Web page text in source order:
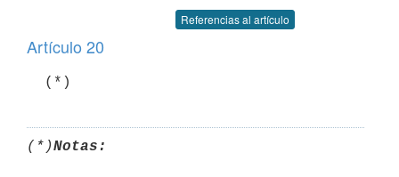
Referencias al artículo
Artículo 20
  (*)
(*)Notas: